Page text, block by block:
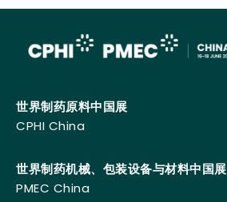
世界制药原料中国展
CPHI China
世界制药机械、包装设备与材料中国展
PMEC China